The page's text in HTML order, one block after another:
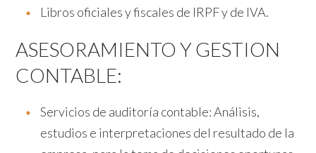
Libros oficiales y fiscales de IRPF y de IVA.
ASESORAMIENTO Y GESTION
CONTABLE:
Servicios de auditoría contable: Análisis,
estudios e interpretaciones del resultado de la